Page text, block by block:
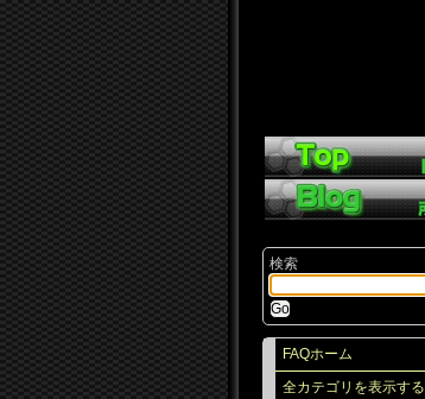
検索
FAQホーム
全カテゴリを表示する